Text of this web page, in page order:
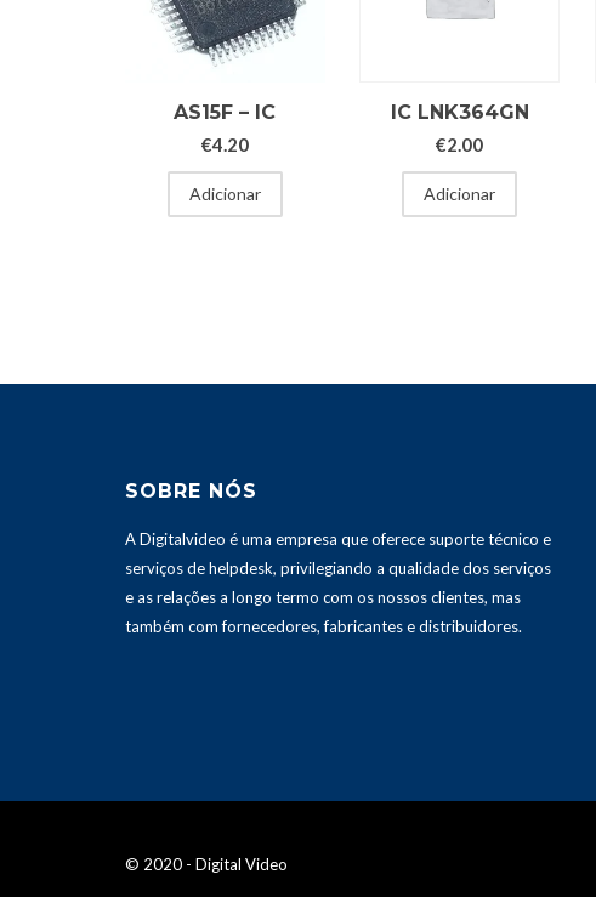
AS15F – IC
€4.20
Adicionar
IC LNK364GN
€2.00
Adicionar
SOBRE NÓS
A Digitalvideo é uma empresa que oferece suporte técnico e
serviços de helpdesk, privilegiando a qualidade dos serviços
e as relações a longo termo com os nossos clientes, mas
também com fornecedores, fabricantes e distribuidores.
© 2020 - Digital Video